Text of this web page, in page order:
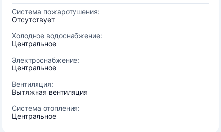
Система пожаротушения:
Отсутствует
Холодное водоснабжение:
Центральное
Электроснабжение:
Центральное
Вентиляция:
Вытяжная вентиляция
Система отопления:
Центральное